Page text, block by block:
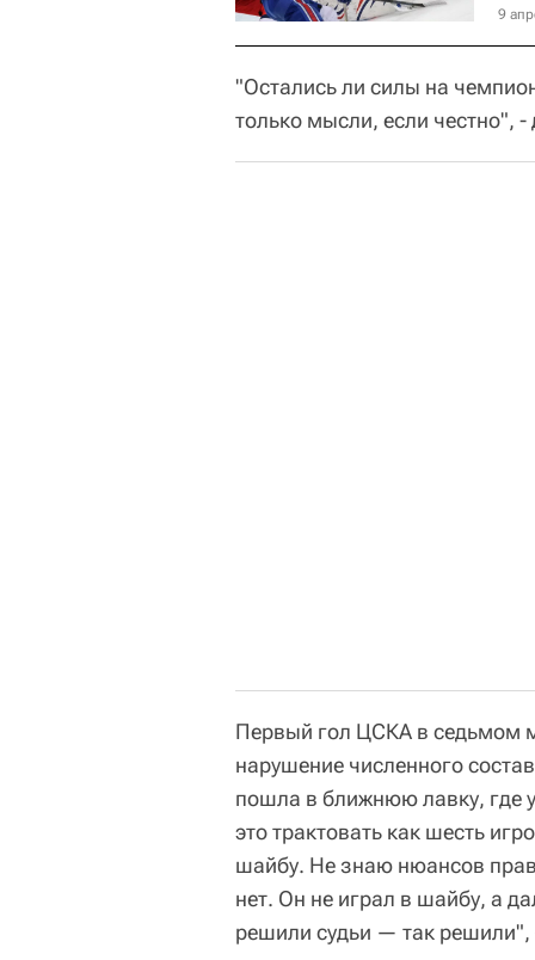
9
"Остались ли силы на
только мысли, если честно", -
Первый гол ЦСКА в седьмом
нарушение численного
пошла в ближнюю лавку, где
это трактовать как шесть
шайбу. Не знаю нюансов
нет. Он не играл в шайбу, а
решили судьи — так решили",